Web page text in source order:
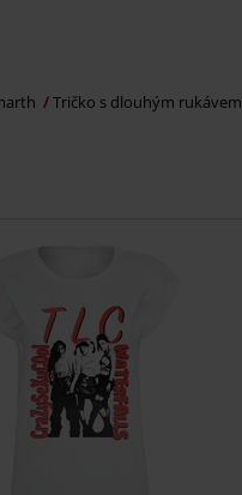
Tričko s dlouhým rukávem